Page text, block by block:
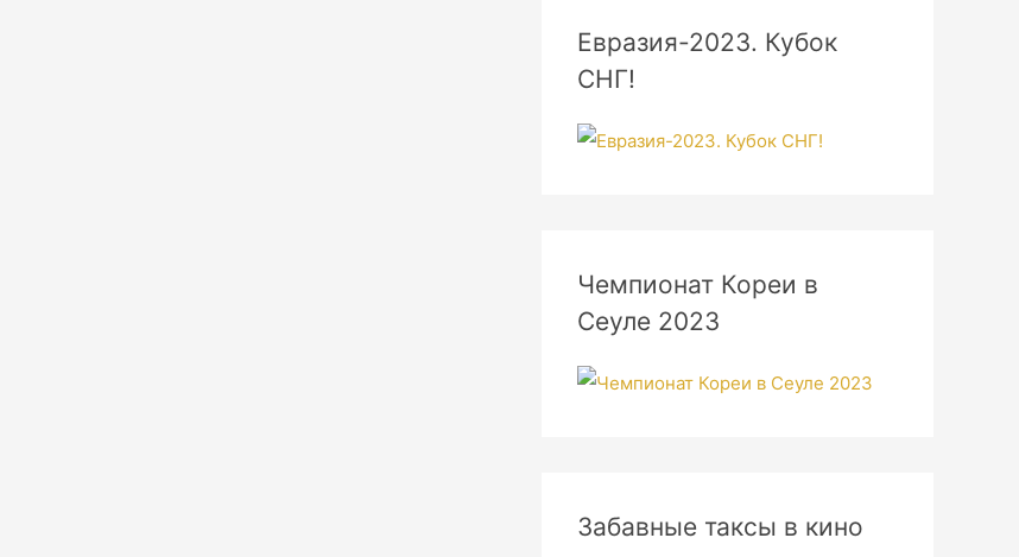
Евразия-2023. Кубок
СНГ!
Чемпионат Кореи в
Сеуле 2023
Забавные таксы в кино